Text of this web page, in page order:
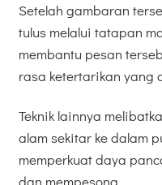
Setelah gambaran
tulus melalui tatapan
membantu pesan
rasa ketertarikan yang
Teknik lainnya
alam sekitar ke dalam
memperkuat daya
dan mempesona.